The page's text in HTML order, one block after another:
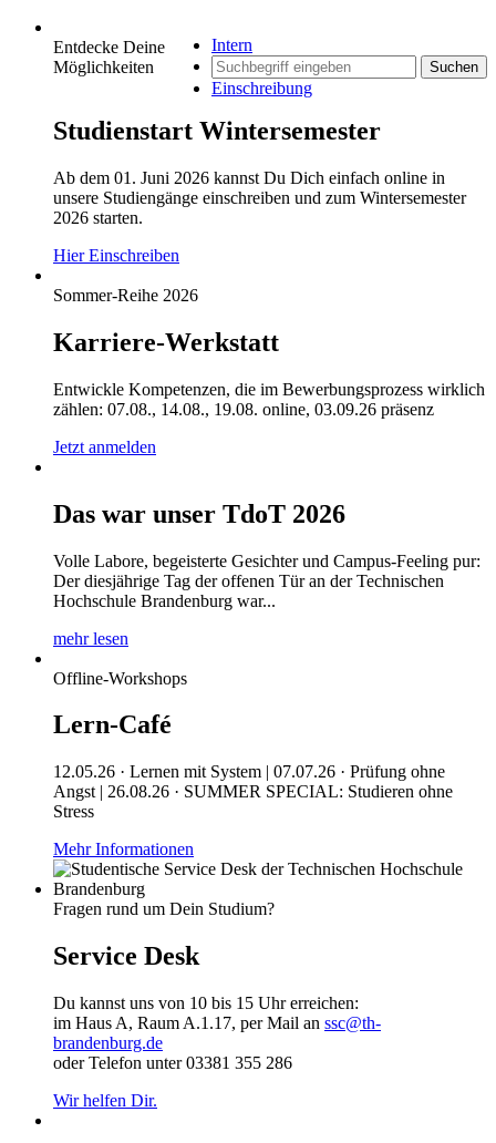
Intern
Suchen
Einschreibung
Entdecke Deine
Möglichkeiten
Studienstart Wintersemester
Ab dem 01. Juni 2026 kannst Du Dich einfach online in
unsere Studiengänge einschreiben und zum Wintersemester
2026 starten.
Hier Einschreiben
Sommer-Reihe 2026
Karriere-Werkstatt
Entwickle Kompetenzen, die im Bewerbungsprozess wirklich
zählen: 07.08., 14.08., 19.08. online, 03.09.26 präsenz
Jetzt anmelden
Das war unser TdoT 2026
Volle Labore, begeisterte Gesichter und Campus-Feeling pur:
Der diesjährige Tag der offenen Tür an der Technischen
Hochschule Brandenburg war...
mehr lesen
Offline-Workshops
Lern-Café
12.05.26 · Lernen mit System | 07.07.26 · Prüfung ohne
Angst | 26.08.26 · SUMMER SPECIAL: Studieren ohne
Stress
Mehr Informationen
Fragen rund um Dein Studium?
Service Desk
Du kannst uns von 10 bis 15 Uhr erreichen:
im Haus A, Raum A.1.17, per Mail an ssc@th-
brandenburg.de
oder Telefon unter 03381 355 286
Wir helfen Dir.